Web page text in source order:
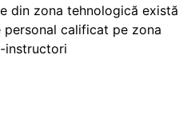
din zona tehnologică există
personal calificat pe zona
instructori